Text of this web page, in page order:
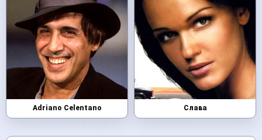
Adriano Celentano Слава